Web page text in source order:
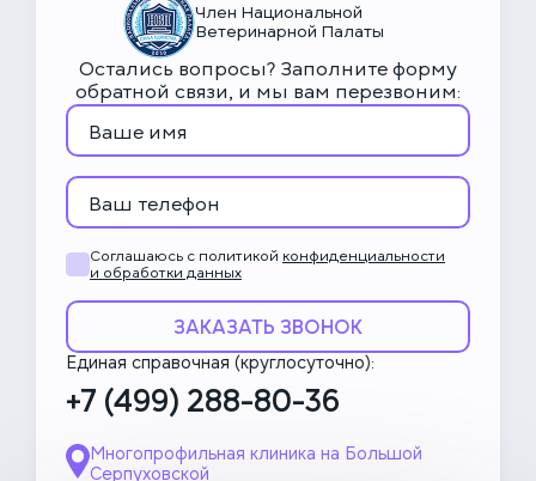
Пластика дефектов мягких тканей
в полости рта и морды (2
категория)
Оперативное лечение при
врожденной расщелины губы и
неба
19 000 ₽
Эндодонтическое лечение
корневого канала (канал
длиной более 60мм)
12 500 ₽
Распломбировка канала, 3х
корневой зуб
Шинирование группы зубов
Член Национальной
Ветеринарной Палаты
Остались вопросы? Заполните форму
обратной связи, и мы вам перезвоним:
Соглашаюсь с политикой конфиденциальности
и обработки данных
ЗАКАЗАТЬ ЗВОНОК
Единая справочная (круглосуточно):
+7 (499) 288-80-36
Многопрофильная клиника на Большой
Серпуховской